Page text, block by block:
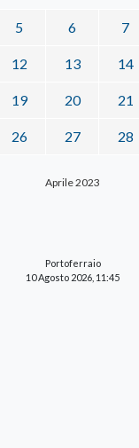
Aprile 2023
5 6 7
12 13 14
19 20 21
26 27 28
Portoferraio
10 Agosto 2026, 11:45